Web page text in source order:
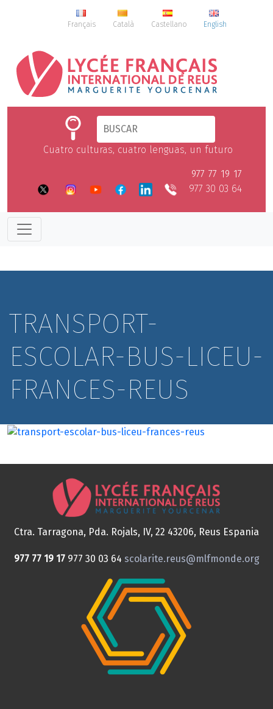
Français Català Castellano English
Cuatro culturas, cuatro lenguas, un futuro
977 77 19 17
977 30 03 64
TRANSPORT-
ESCOLAR-BUS-LICEU-
FRANCES-REUS
Ctra. Tarragona, Pda. Rojals, IV, 22 43206, Reus Espania
977 77 19 17 977 30 03 64 scolarite.reus@mlfmonde.org